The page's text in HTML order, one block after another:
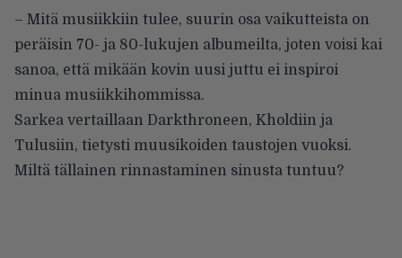
– Mitä musiikkiin tulee, suurin osa vaikutteista on
peräisin 70- ja 80-lukujen albumeilta, joten voisi kai
sanoa, että mikään kovin uusi juttu ei inspiroi
minua musiikkihommissa.
Sarkea vertaillaan Darkthroneen, Kholdiin ja
Tulusiin, tietysti muusikoiden taustojen vuoksi.
Miltä tällainen rinnastaminen sinusta tuntuu?